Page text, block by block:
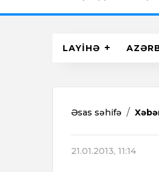
LAYİHƏ
Əsas səhifə
21.01.2013, 11:14